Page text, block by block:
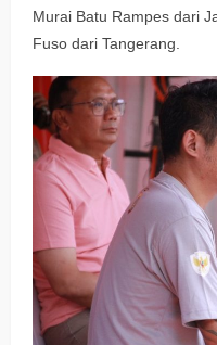
Murai Batu Rampes dari
Fuso dari Tangerang.